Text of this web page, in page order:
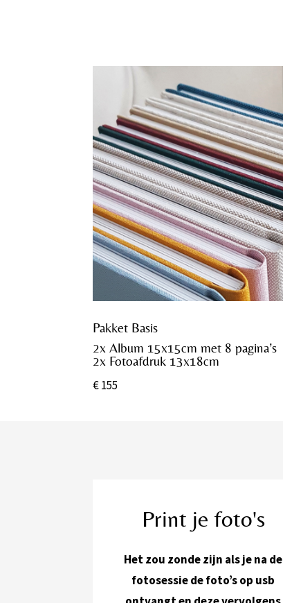
Pakket Basis
2x Album 15x15cm met 8 pagina’s
2x Fotoafdruk 13x18cm
€ 155
Print je foto's
Het zou zonde zijn als je na de
fotosessie de foto’s op usb